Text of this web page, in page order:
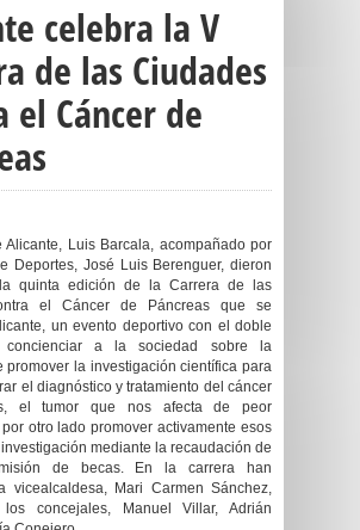
celebra la V
de las Ciudades
el Cáncer de
Alicante, Luis Barcala, acompañado por
Deportes, José Luis Berenguer, dieron
quinta edición de la Carrera de las
el Cáncer de Páncreas que se
un evento deportivo con el doble
concienciar a la sociedad sobre la
promover la investigación científica para
el diagnóstico y tratamiento del cáncer
el tumor que nos afecta de peor
otro lado promover activamente esos
mediante la recaudación de
de becas. En la carrera han
vicealcaldesa, Mari Carmen Sánchez,
concejales, Manuel Villar, Adrián